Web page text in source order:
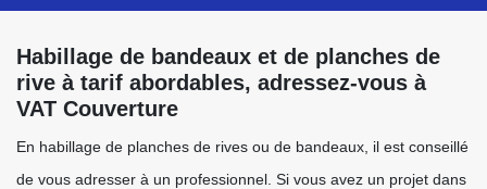
Habillage de bandeaux et de planches de
rive à tarif abordables, adressez-vous à
VAT Couverture
En habillage de planches de rives ou de bandeaux, il est conseillé
de vous adresser à un professionnel. Si vous avez un projet dans